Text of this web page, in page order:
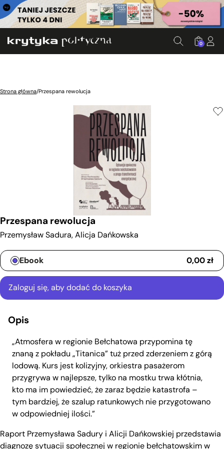
0
Strona główna/Przespana rewolucja
Przespana rewolucja
Przemysław Sadura,Alicja Dańkowska
Typ wydania
Ebook 0,00zł
Zaloguj się, aby dodać do koszyka
Opis
„Atmosfera w regionie Bełchatowa przypomina tę
znaną z pokładu „Titanica” tuż przed zderzeniem z górą
lodową. Kurs jest kolizyjny, orkiestra pasażerom
przygrywa w najlepsze, tylko na mostku trwa kłótnia,
kto ma im powiedzieć, że zaraz będzie katastrofa –
tym bardziej, że szalup ratunkowych nie przygotowano
w odpowiedniej ilości.”
Raport Przemysława Sadury i Alicji Dańkowskiej przedstawia
diagnozę sytuacji społecznej w regionie bełchatowskim w